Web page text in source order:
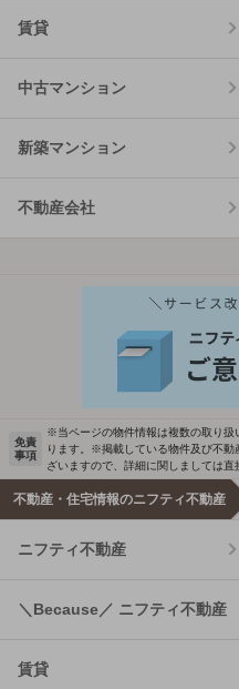
賃貸
中古マンション
新築マンション
不動産会社
免責
事項
※当ページの物件情報は複数の取り扱
ります。※掲載している物件及び不動
ざいますので、詳細に関しましては直
不動産・住宅情報のニフティ不動産
ニフティ不動産
＼Because／ ニフティ不動産
賃貸